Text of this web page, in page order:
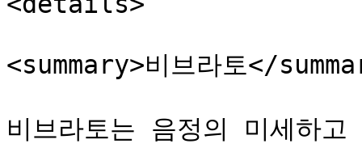
<summary>비브라토</
비브라토는 음정의 미세하